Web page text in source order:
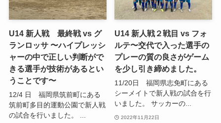
U14 新人戦 最終戦 vs グ
ランロッサ 〜ハイプレッシ
ャーの中で正しい判断がで
きる選手が技術があるとい
うことです〜
12/4 日 福岡県筑前町にある
筑前町多目的運動公園で新人戦
の試合を行いました。 ...
U14 新人戦２戦目 vs フォ
ルテ〜交代で入った選手の
プレーの質の良さがゲーム
を少し引き締めました。
11/20日 福岡県志免町にある
シーメイトで新人戦の試合を行
いました。 サッカーの...
2022年11月22日